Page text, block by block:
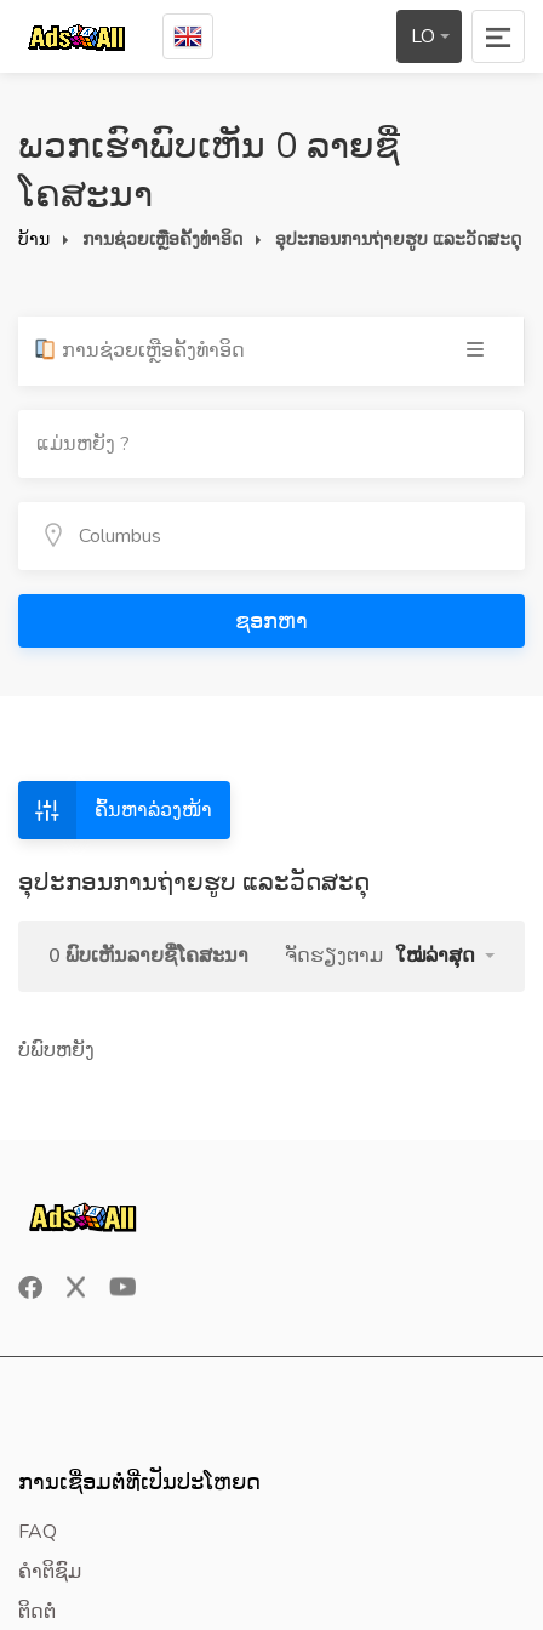
LO
ພວກເຮົາພົບເຫັນ 0 ລາຍຊື່
ໂຄສະນາ
ບ້ານ ການຊ່ວຍເຫຼືອຄັ້ງທໍາອິດ ອຸປະກອນການຖ່າຍຮູບ ແລະວັດສະດຸ
ການຊ່ວຍເຫຼືອຄັ້ງທໍາອິດ
ຊອກຫາ
ຄົ້ນຫາລ່ວງໜ້າ
ອຸປະກອນການຖ່າຍຮູບ ແລະວັດສະດຸ
0 ພົບເຫັນລາຍຊື່ໂຄສະນາ ຈັດຮຽງຕາມ ໃໝ່ລ່າສຸດ
ບໍ່ພົບຫຍັງ
ການເຊື່ອມຕໍ່ທີ່ເປັນປະໂຫຍດ
FAQ
ຄໍາຕິຊົມ
ຕິດຕໍ່